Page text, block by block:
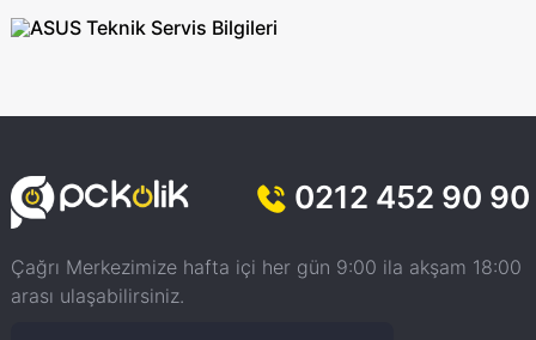
0212 452 90 90
Çağrı Merkezimize hafta içi her gün 9:00 ila akşam 18:00
arası ulaşabilirsiniz.